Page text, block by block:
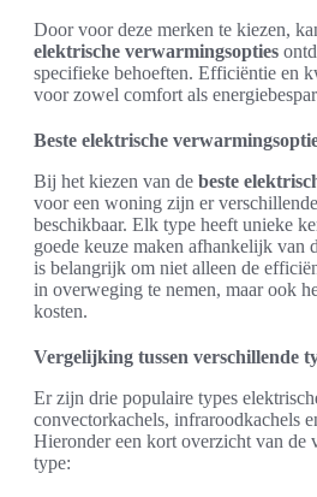
Door voor deze merken te kiezen,
elektrische verwarmingsopties
specifieke behoeften. Efficiëntie en
voor zowel comfort als
Beste elektrische
Bij het kiezen van de beste
voor een woning zijn er
beschikbaar. Elk type heeft unieke
goede keuze maken afhankelijk van
is belangrijk om niet alleen de
in overweging te nemen, maar ook
kosten.
Vergelijking tussen verschillende
Er zijn drie populaire types
convectorkachels, infraroodkachels
Hieronder een kort overzicht van de
type: